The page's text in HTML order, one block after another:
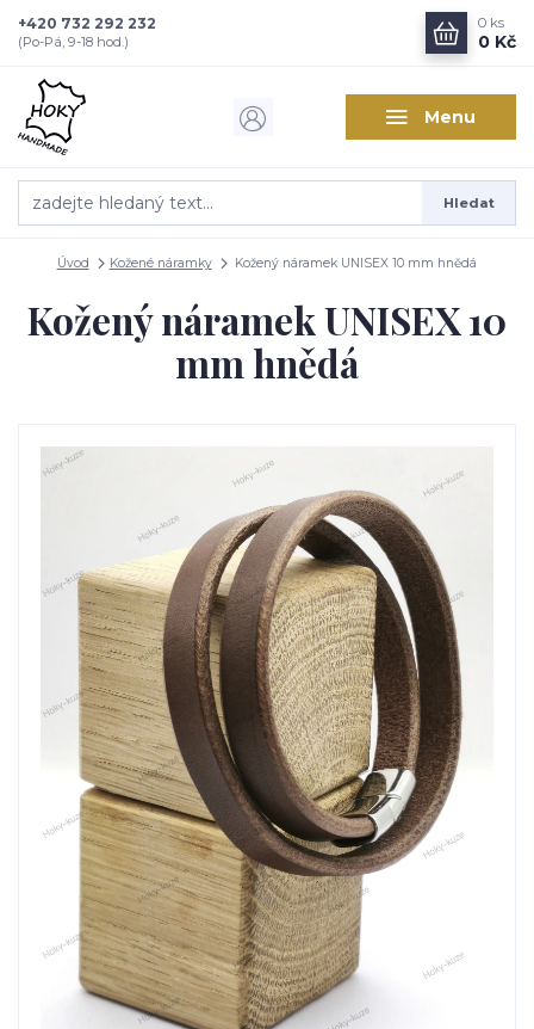
Menu
Hledat
+420 732 292 232
(Po-Pá, 9-18 hod.)
0 ks
0 Kč
Úvod Kožené náramky Kožený náramek UNISEX 10 mm hnědá
Kožený náramek UNISEX 10
mm hnědá